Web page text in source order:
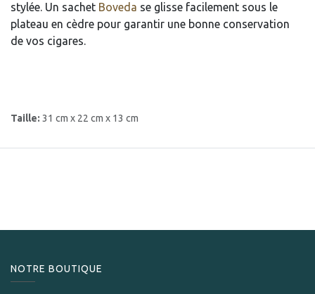
stylée. Un sachet Boveda se glisse facilement sous le
plateau en cèdre pour garantir une bonne conservation
de vos cigares.
Taille: 31 cm x 22 cm x 13 cm
NOTRE BOUTIQUE